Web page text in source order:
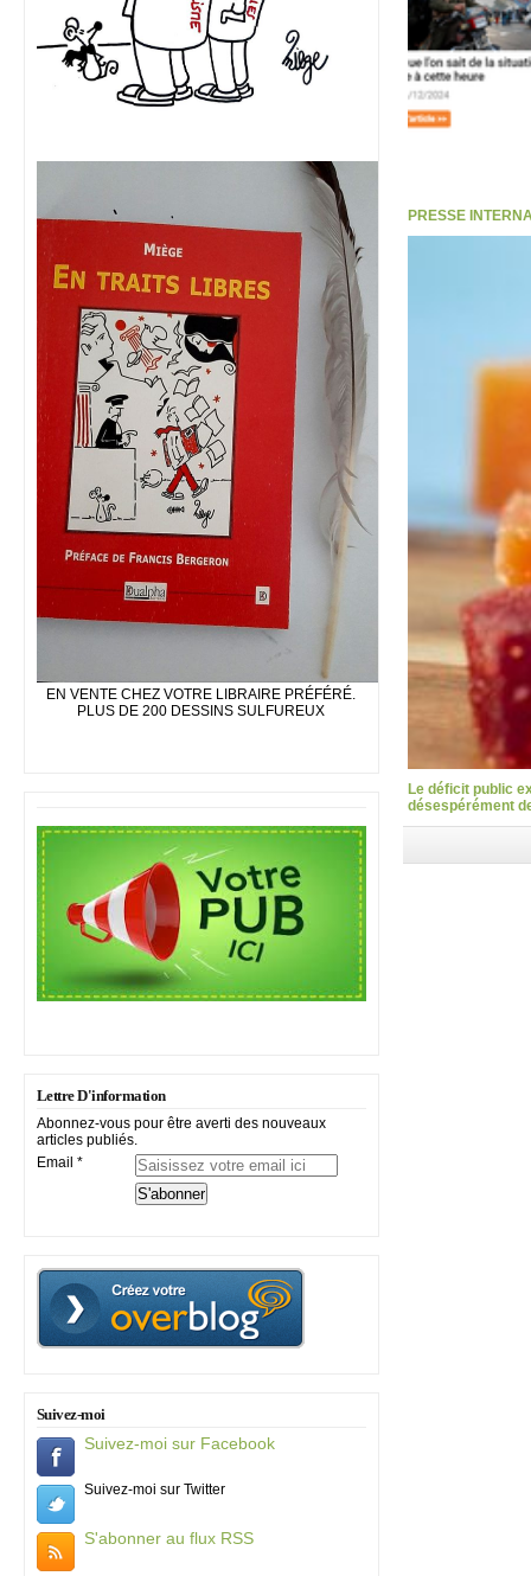
EN VENTE CHEZ VOTRE LIBRAIRE PRÉFÉRÉ.
PLUS DE 200 DESSINS SULFUREUX
Lettre D'information
Abonnez-vous pour être averti des nouveaux
articles publiés.
Email
Suivez-moi
Suivez-moi sur Facebook
Suivez-moi sur Twitter
S'abonner au flux RSS
PRESSE
Le déficit public
désespérément